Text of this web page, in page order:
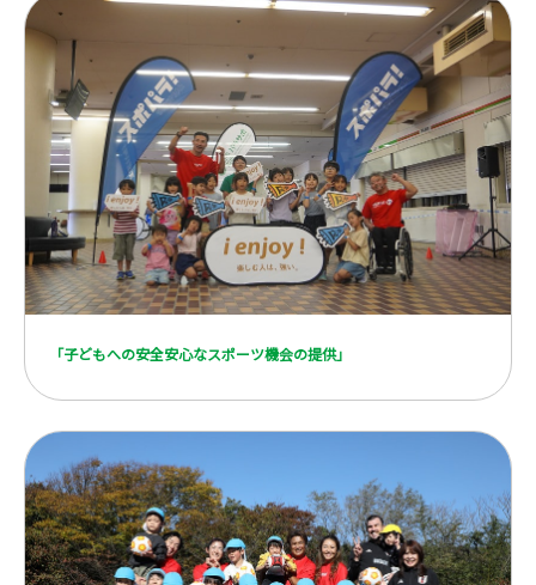
「子どもへの安全安心なスポーツ機会の提供」